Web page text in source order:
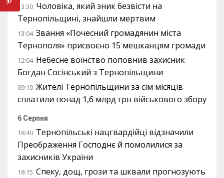
13:30 Чоловіка, який зник безвісти на
Тернопільщині, знайшли мертвим
13:04 Звання «Почесний громадянин міста
Тернополя» присвоєно 15 мешканцям громади
12:04 Небесне воїнство поповнив захисник
Богдан Сосінський з Тернопільщини
09:10 Жителі Тернопільщини за сім місяців
сплатили понад 1,6 млрд грн військового збору
6 Серпня
18:40 Тернопільські нацгвардійці відзначили
Преображення Господнє й помолилися за
захисників України
18:15 Спеку, дощ, грози та шквали прогнозують